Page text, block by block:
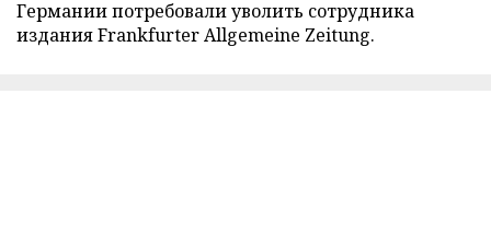
Германии потребовали уволить сотрудника
издания Frankfurter Allgemeine Zeitung.